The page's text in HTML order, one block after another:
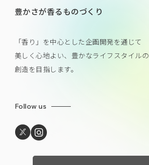
豊かさが香るものづくり
「香り」を中心とした企画開発を通じて
美しく心地よい、豊かなライフスタイルの
創造を目指します。
Follow us